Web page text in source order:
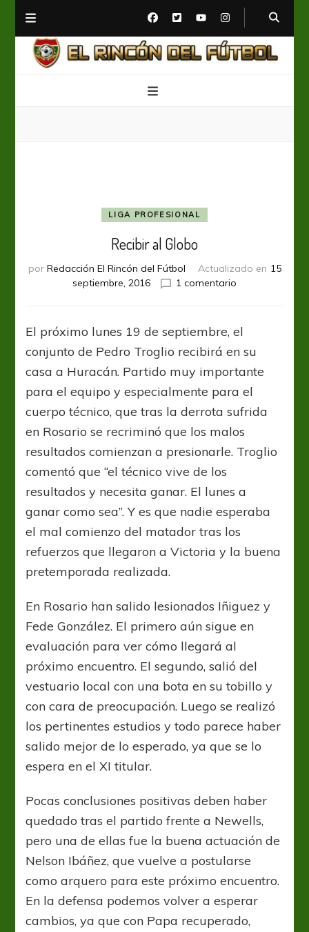
LIGA PROFESIONAL
Recibir al Globo
por Redacción El Rincón del Fútbol Actualizado en 15
septiembre, 2016
1 comentario
Globo
El próximo lunes 19 de septiembre, el
conjunto de Pedro Troglio recibirá en su
casa a Huracán. Partido muy importante
para el equipo y especialmente para el
cuerpo técnico, que tras la derrota sufrida
en Rosario se recriminó que los malos
resultados comienzan a presionarle. Troglio
comentó que “el técnico vive de los
resultados y necesita ganar. El lunes a
ganar como sea”. Y es que nadie esperaba
el mal comienzo del matador tras los
refuerzos que llegaron a Victoria y la buena
pretemporada realizada.
En Rosario han salido lesionados Iñiguez y
Fede González. El primero aún sigue en
evaluación para ver cómo llegará al
próximo encuentro. El segundo, salió del
vestuario local con una bota en su tobillo y
con cara de preocupación. Luego se realizó
los pertinentes estudios y todo parece haber
salido mejor de lo esperado, ya que se lo
espera en el XI titular.
Pocas conclusiones positivas deben haber
quedado tras el partido frente a Newells,
pero una de ellas fue la buena actuación de
Nelson Ibáñez, que vuelve a postularse
como arquero para este próximo encuentro.
En la defensa podemos volver a esperar
cambios, ya que con Papa recuperado,